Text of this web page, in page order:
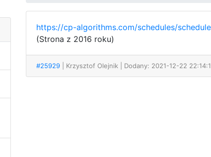
https://cp-algorithms.com/schedules/
(Strona z 2016 roku)
#25929 | Krzysztof Olejnik | Dodany: 2021-12-22